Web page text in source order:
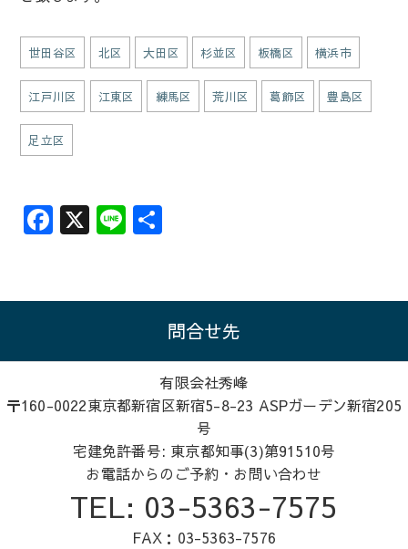
世田谷区 北区 大田区 杉並区 板橋区 横浜市
江戸川区 江東区 練馬区 荒川区 葛飾区 豊島区
足立区
F
a
e
o
o
k
X Li
n
問合せ先
有限会社秀峰
〒160-0022東京都新宿区新宿5-8-23 ASPガーデン新宿205
号
宅建免許番号: 東京都知事(3)第91510号
お電話からのご予約・お問い合わせ
TEL: 03-5363-7575
FAX：03-5363-7576